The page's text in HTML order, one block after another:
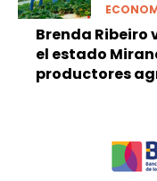
Brenda Ribeiro
el estado
productores